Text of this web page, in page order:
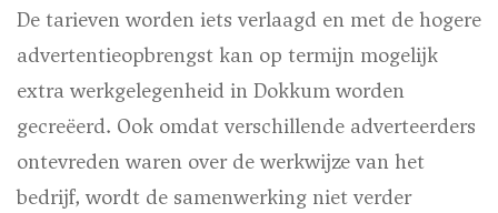
De tarieven worden iets verlaagd en met de hogere
advertentieopbrengst kan op termijn mogelijk
extra werkgelegenheid in Dokkum worden
gecreëerd. Ook omdat verschillende adverteerders
ontevreden waren over de werkwijze van het
bedrijf, wordt de samenwerking niet verder